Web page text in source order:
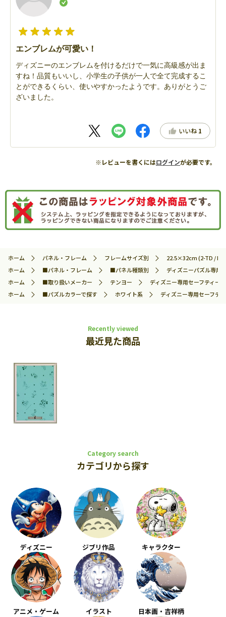
エンブレムが可愛い！
ディズニーのエンブレムを付けるだけで一気に高級感が出ま
すね！品質もいいし、小学生の子供が一人で全て完成するこ
とができるくらい、使いやすかったようです。ありがとうご
ざいました。
いいね 1
※レビューを書くにはログインが必要です。
ホーム パネル・フレーム フレームサイズ別
22.5×32cm (2-TD /
ホーム
■パネル・フレーム ■パネル種類別
ディズニーパズル専用
ホーム
■取り扱いメーカー テンヨー
ディズニー専用セーフティ
ホーム
■パズルカラーで探す ホワイト系 ディズニー専用セーフ
Recently viewed
最近見た商品
Category search
カテゴリから探す
ディズニー ジブリ作品 キャラクター
アニメ・ゲーム イラスト 日本画・吉祥柄